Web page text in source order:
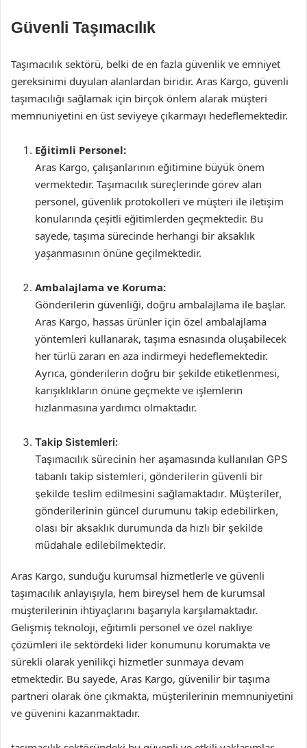
Güvenli Taşımacılık
Taşımacılık sektörü, belki de en fazla güvenlik ve emniyet
gereksinimi duyulan alanlardan biridir. Aras Kargo, güvenli
taşımacılığı sağlamak için birçok önlem alarak müşteri
memnuniyetini en üst seviyeye çıkarmayı hedeflemektedir.
Eğitimli Personel:
Aras Kargo, çalışanlarının eğitimine büyük önem
vermektedir. Taşımacılık süreçlerinde görev alan
personel, güvenlik protokolleri ve müşteri ile iletişim
konularında çeşitli eğitimlerden geçmektedir. Bu
sayede, taşıma sürecinde herhangi bir aksaklık
yaşanmasının önüne geçilmektedir.
Ambalajlama ve Koruma:
Gönderilerin güvenliği, doğru ambalajlama ile başlar.
Aras Kargo, hassas ürünler için özel ambalajlama
yöntemleri kullanarak, taşıma esnasında oluşabilecek
her türlü zararı en aza indirmeyi hedeflemektedir.
Ayrıca, gönderilerin doğru bir şekilde etiketlenmesi,
karışıklıkların önüne geçmekte ve işlemlerin
hızlanmasına yardımcı olmaktadır.
Takip Sistemleri:
Taşımacılık sürecinin her aşamasında kullanılan GPS
tabanlı takip sistemleri, gönderilerin güvenli bir
şekilde teslim edilmesini sağlamaktadır. Müşteriler,
gönderilerinin güncel durumunu takip edebilirken,
olası bir aksaklık durumunda da hızlı bir şekilde
müdahale edilebilmektedir.
Aras Kargo, sunduğu kurumsal hizmetlerle ve güvenli
taşımacılık anlayışıyla, hem bireysel hem de kurumsal
müşterilerinin ihtiyaçlarını başarıyla karşılamaktadır.
Gelişmiş teknoloji, eğitimli personel ve özel nakliye
çözümleri ile sektördeki lider konumunu korumakta ve
sürekli olarak yenilikçi hizmetler sunmaya devam
etmektedir. Bu sayede, Aras Kargo, güvenilir bir taşıma
partneri olarak öne çıkmakta, müşterilerinin memnuniyetini
ve güvenini kazanmaktadır.